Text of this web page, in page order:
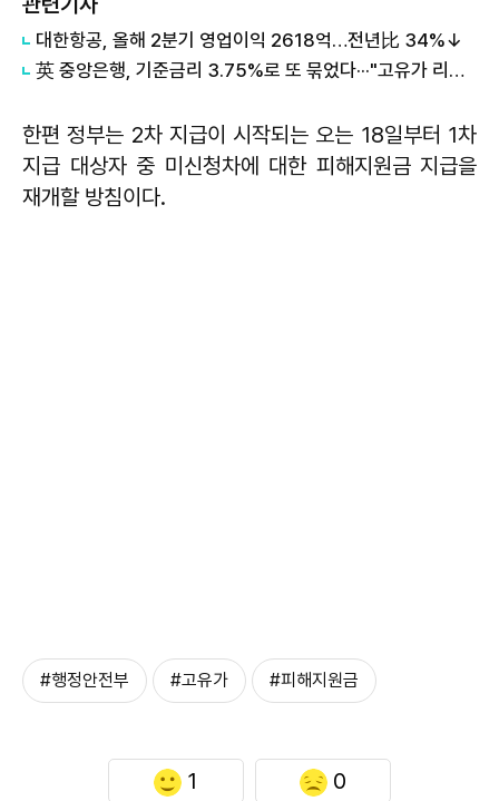
대한항공, 올해 2분기 영업이익 2618억…전년比 34%↓
英 중앙은행, 기준금리 3.75%로 또 묶었다···"고유가 리스크 당분간 지속"
한편 정부는 2차 지급이 시작되는 오는 18일부터 1차
지급 대상자 중 미신청차에 대한 피해지원금 지급을
재개할 방침이다.
#행정안전부 #고유가 #피해지원금
1 0